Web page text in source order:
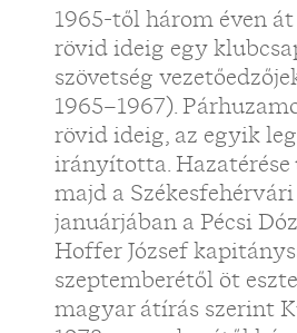
1965-től három éven
rövid ideig egy
szövetség
1965–1967).
rövid ideig, az egyik
irányította.
majd a
januárjában a Pécsi
Hoffer József
szeptemberétől öt
magyar átírás szerint